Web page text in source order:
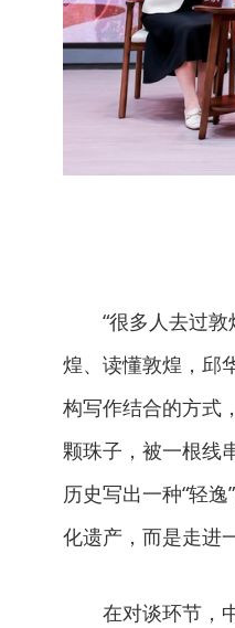
“很多人去过
煌、读懂敦煌，邱
构写作结合的方式
颗珠子，被一根线
历史写出一种“轻
化遗产，而是走进
在对谈环节，